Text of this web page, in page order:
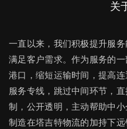
关
一直以来，我们积极提升服
满足客户需求。作为服务的
港口，缩短运输时间，提高
服务专线，跳过中间环节，
制，公开透明，主动帮助中
制造在塔吉特物流的加持下